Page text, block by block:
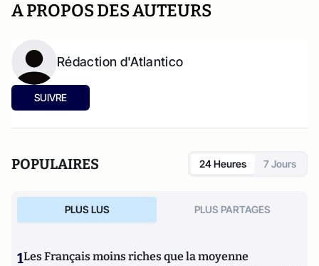
A PROPOS DES AUTEURS
Rédaction d'Atlantico
SUIVRE
POPULAIRES 24 Heures 7 Jours
PLUS LUS PLUS PARTAGES
1Les Français moins riches que la moyenne